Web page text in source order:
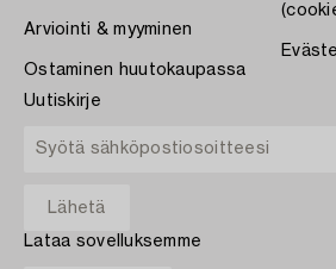
Arviointi & myyminen
Ostaminen huutokaupassa
Uutiskirje
Lataa sovelluksemme